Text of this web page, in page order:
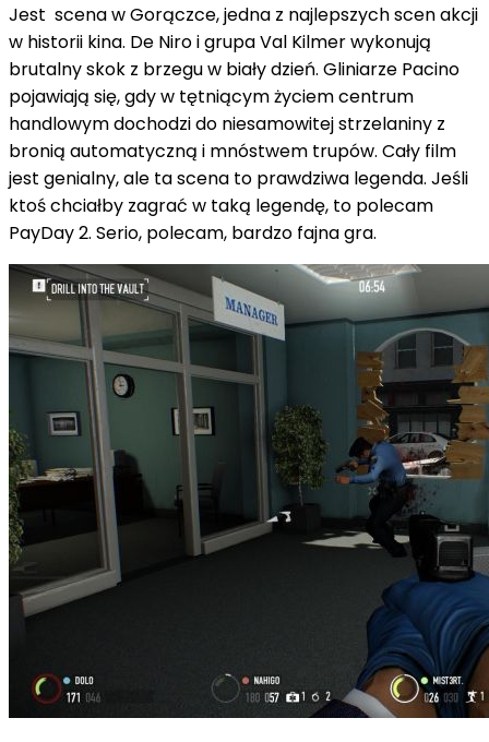
Jest scena w Gorączce, jedna z najlepszych scen akcji
w historii kina. De Niro i grupa Val Kilmer wykonują
brutalny skok z brzegu w biały dzień. Gliniarze Pacino
pojawiają się, gdy w tętniącym życiem centrum
handlowym dochodzi do niesamowitej strzelaniny z
bronią automatyczną i mnóstwem trupów. Cały film
jest genialny, ale ta scena to prawdziwa legenda. Jeśli
ktoś chciałby zagrać w taką legendę, to polecam
PayDay 2. Serio, polecam, bardzo fajna gra.